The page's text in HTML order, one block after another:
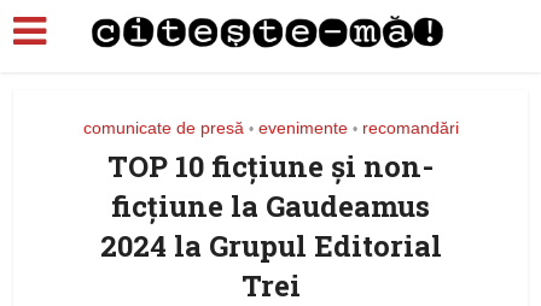
comunicate de presă • evenimente • recomandări
TOP 10 ficțiune și non-
ficțiune la Gaudeamus
2024 la Grupul Editorial
Trei